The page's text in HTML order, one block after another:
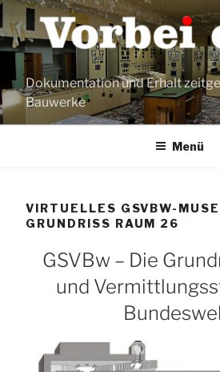
Zum
Inhalt
springen
Dokumentation und Erhalt
Bauwerke
Menü
VIRTUELLES GSVBW-
GRUNDRISS RAUM 26
GSVBw – Die
und